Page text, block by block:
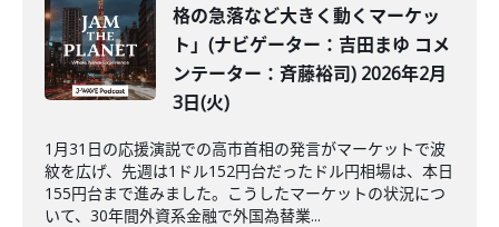
格の急落など大きく動くマーケッ
ト」(ナビゲーター：吉田まゆ コメ
ンテーター：斉藤裕司) 2026年2月
3日(火)
1月31日の応援演説での高市首相の発言がマーケットで波
紋を広げ、先週は1ドル152円台だったドル円相場は、本日
155円台まで進みました。こうしたマーケットの状況につ
いて、30年間外資系金融で外国為替業...